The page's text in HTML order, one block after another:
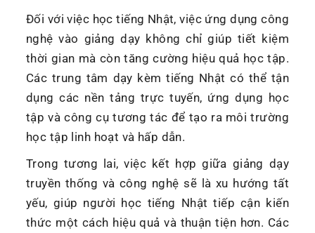
Đối với việc học tiếng Nhật, việc ứng dụng công
nghệ vào giảng dạy không chỉ giúp tiết kiệm
thời gian mà còn tăng cường hiệu quả học tập.
Các trung tâm dạy kèm tiếng Nhật có thể tận
dụng các nền tảng trực tuyến, ứng dụng học
tập và công cụ tương tác để tạo ra môi trường
học tập linh hoạt và hấp dẫn.
Trong tương lai, việc kết hợp giữa giảng dạy
truyền thống và công nghệ sẽ là xu hướng tất
yếu, giúp người học tiếng Nhật tiếp cận kiến
thức một cách hiệu quả và thuận tiện hơn. Các